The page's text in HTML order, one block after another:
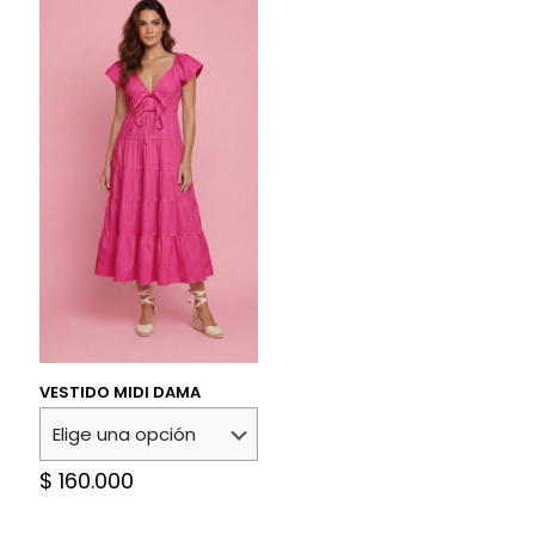
VESTIDO MIDI DAMA
$ 160.000